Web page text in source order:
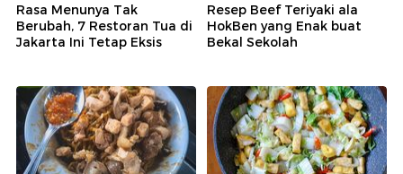
Rasa Menunya Tak
Berubah, 7 Restoran Tua di
Jakarta Ini Tetap Eksis
Resep Beef Teriyaki ala
HokBen yang Enak buat
Bekal Sekolah